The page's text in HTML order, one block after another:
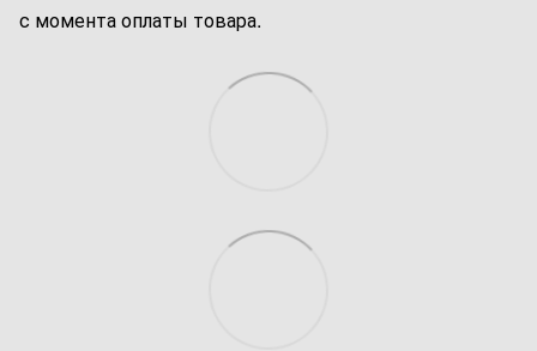
с момента оплаты товара.